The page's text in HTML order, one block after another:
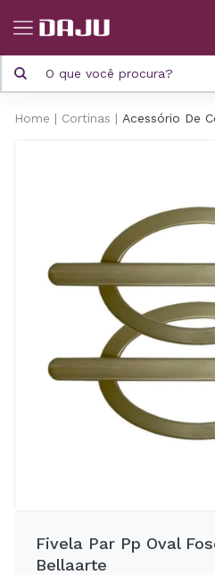
Home Cortinas Acessório De
Fivela Par Pp Oval
Bellaarte